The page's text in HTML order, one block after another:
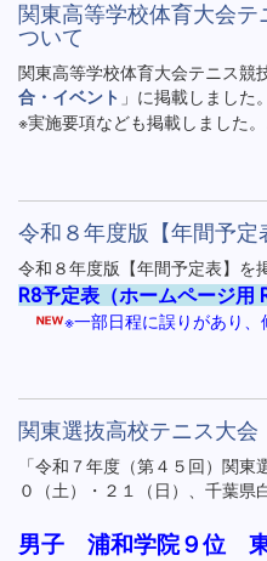
関東高等学校体育大会
ついて
関東高等学校体育大会テニス競
合・イベント 」に掲載しました。
※実施要項なども掲載しました。
令和８年度版【年間予定
令和８年度版【年間予定表】を
R8予定表（ホームページ用
※一部日程に誤りがあり
関東選抜高校テニス大
「令和７年度（第４５回）関
０（土）・２１（日）、千葉県
男子 浦和学院９位 東